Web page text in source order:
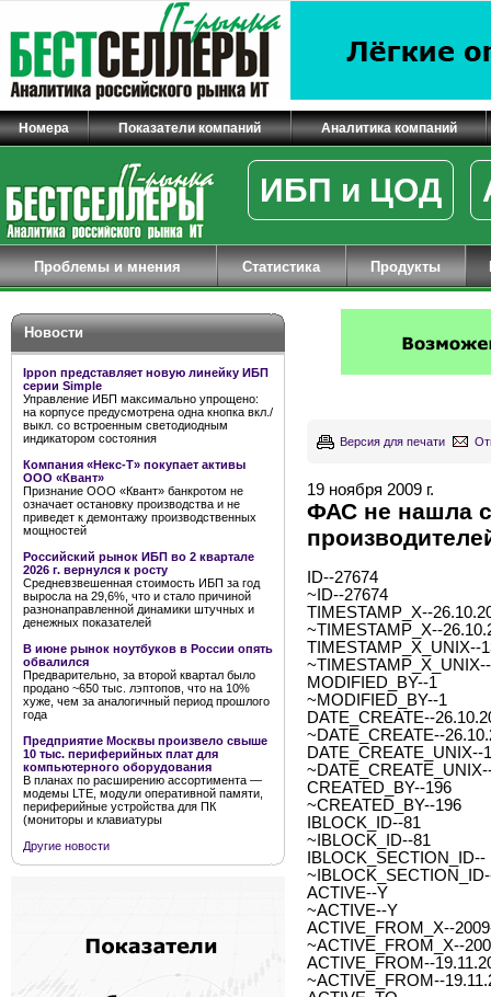
Номера Показатели компаний Аналитика компаний
ИБП и ЦОД
Проблемы и мнения Статистика Продукты
Новости
Ippon представляет новую линейку ИБП
серии Simple
Управление ИБП максимально упрощено:
на корпусе предусмотрена одна кнопка вкл./
выкл. со встроенным светодиодным
индикатором состояния
Компания «Некс-Т» покупает активы
ООО «Квант»
Признание ООО «Квант» банкротом не
означает остановку производства и не
приведет к демонтажу производственных
мощностей
Российский рынок ИБП во 2 квартале
2026 г. вернулся к росту
Средневзвешенная стоимость ИБП за год
выросла на 29,6%, что и стало причиной
разнонаправленной динамики штучных и
денежных показателей
В июне рынок ноутбуков в России опять
обвалился
Предварительно, за второй квартал было
продано ~650 тыс. лэптопов, что на 10%
хуже, чем за аналогичный период прошлого
года
Предприятие Москвы произвело свыше
10 тыс. периферийных плат для
компьютерного оборудования
В планах по расширению ассортимента —
модемы LTE, модули оперативной памяти,
периферийные устройства для ПК
(мониторы и клавиатуры
Другие новости
Версия для печати
19 ноября 2009 г.
ФАС не нашла
ID--27674
~ID--27674
TIMESTAMP_X--
~TIMESTAMP_X--
TIMESTAMP_X_UNIX--
MODIFIED_BY--1
~MODIFIED_BY--1
DATE_CREATE--
~DATE_CREATE--
DATE_CREATE_UNIX--
CREATED_BY--196
~CREATED_BY--196
IBLOCK_ID--81
~IBLOCK_ID--81
IBLOCK_SECTION_ID--
ACTIVE--Y
~ACTIVE--Y
ACTIVE_FROM_X--
~ACTIVE_FROM_X--
ACTIVE_FROM--
~ACTIVE_FROM--